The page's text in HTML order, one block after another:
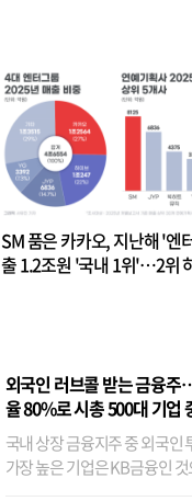
SM 품은 카카오, 지난해 '엔
출 1.2조원 '국내 1위'…2위
외국인 러브콜 받는 금융
율 80%로 시총 500대 기업
국내 상장 금융지주 중 외국인
가장 높은 기업은 KB금융인